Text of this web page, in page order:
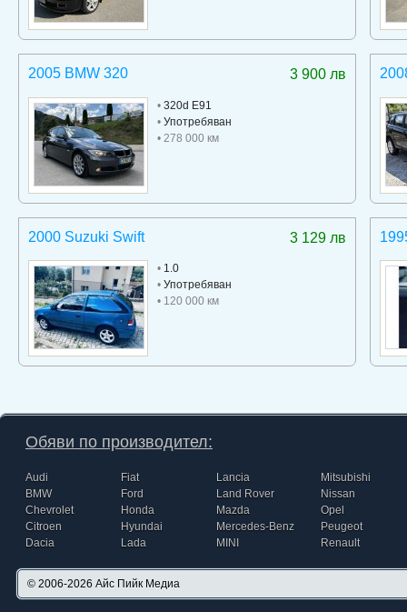
3 900 лв
2005 BMW 320
• 320d E91
• Употребяван
• 278 000 км
3 129 лв
2000 Suzuki Swift
• 1.0
• Употребяван
• 120 000 км
Обяви по производител:
Audi
BMW
Chevrolet
Citroen
Dacia
Fiat
Ford
Honda
Hyundai
Lada
Lancia
Land Rover
Mazda
Mercedes-Benz
MINI
Mitsubishi
Nissan
Opel
Peugeot
Renault
© 2006-2026 Айс Пийк Медиа